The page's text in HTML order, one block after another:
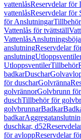
vattenlåsReservdelar för
vattenlåsReservdelar för
för AnslutningarTillbehör
Vattenlås för tvättställ
Vattenlås
anslutningReservdelar
anslutning
UtloppsventilerTillbehör
badkarDuschar
för duscharGolvränna
golvrännorGolvbrunn
duschTillbehör för
golvbrunnarBadkar
badkar
duschkar, d52
för avloppReservdelar